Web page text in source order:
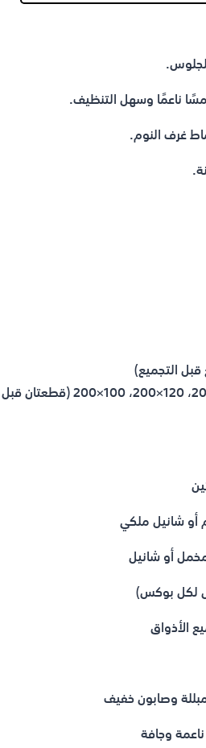
ناعمًا وسهل التنظيف.
غرف النوم.
160×200، 150×200، 140×200، 120×200، 100×200 (قطعتان قبل
أو شانيل ملكي
أو شانيل
وصابون خفيف
وجافة